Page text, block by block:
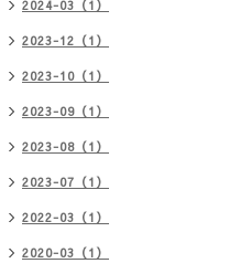
2024-03（1）
2023-12（1）
2023-10（1）
2023-09（1）
2023-08（1）
2023-07（1）
2022-03（1）
2020-03（1）